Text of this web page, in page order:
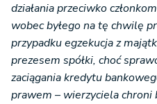
działania przeciwko
wobec byłego na tę chwilę
przypadku egzekucja z
prezesem spółki, choć
zaciągania kredytu
prawem – wierzyciela